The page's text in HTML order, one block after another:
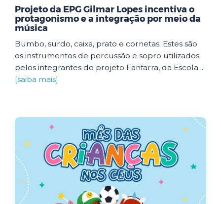
Projeto da EPG Gilmar Lopes incentiva o
protagonismo e a integração por meio da
música
Bumbo, surdo, caixa, prato e cornetas. Estes são
os instrumentos de percussão e sopro utilizados
pelos integrantes do projeto Fanfarra, da Escola ...
[saiba mais]